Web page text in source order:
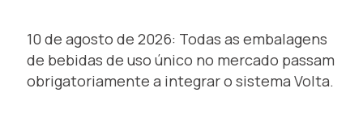
10 de agosto de 2026: Todas as embalagens
de bebidas de uso único no mercado passam
obrigatoriamente a integrar o sistema Volta.